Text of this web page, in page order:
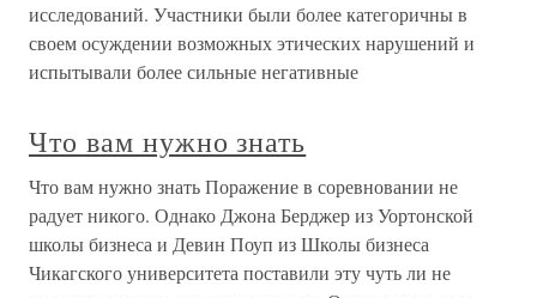
исследований. Участники были более категоричны в
своем осуждении возможных этических нарушений и
испытывали более сильные негативные
Что вам нужно знать
Что вам нужно знать Поражение в соревновании не
радует никого. Однако Джона Берджер из Уортонской
школы бизнеса и Девин Поуп из Школы бизнеса
Чикагского университета поставили эту чуть ли не